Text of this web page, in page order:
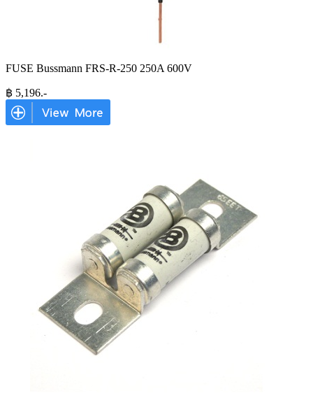
FUSE Bussmann FRS-R-250 250A 600V
฿ 5,196.-